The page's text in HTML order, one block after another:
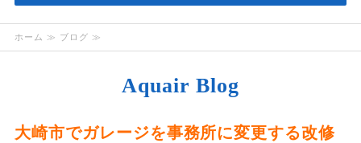
ホーム ≫ ブログ ≫
Aquair Blog
大崎市でガレージを事務所に変更する改修